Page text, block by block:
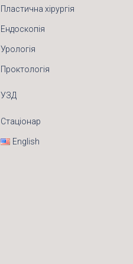
Пластична хірургія
Ендоскопія
Урологія
Проктологія
УЗД
Стаціонар
English